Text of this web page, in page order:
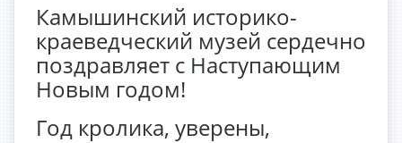
Камышинский историко-
краеведческий музей сердечно
поздравляет с Наступающим
Новым годом!
Год кролика, уверены,